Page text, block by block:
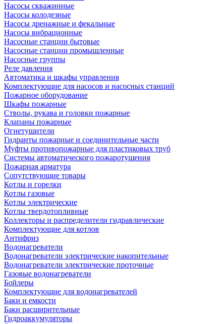
Насосы скважинные
Насосы колодезные
Насосы дренажные и фекальные
Насосы вибрационные
Насосные станции бытовые
Насосные станции промышленные
Насосные группы
Реле давления
Автоматика и шкафы управления
Комплектующие для насосов и насосных станций
Пожарное оборудование
Шкафы пожарные
Стволы, рукава и головки пожарные
Клапаны пожарные
Огнетушители
Гидранты пожарные и соединительные части
Муфты противопожарные для пластиковых труб
Системы автоматического пожаротушения
Пожарная арматура
Сопутствующие товары
Котлы и горелки
Котлы газовые
Котлы электрические
Котлы твердотопливные
Коллекторы и распределители гидравлические
Комплектующие для котлов
Антифриз
Водонагреватели
Водонагреватели электрические накопительные
Водонагреватели электрические проточные
Газовые водонагреватели
Бойлеры
Комплектующие для водонагревателей
Баки и емкости
Баки расширительные
Гидроаккумуляторы